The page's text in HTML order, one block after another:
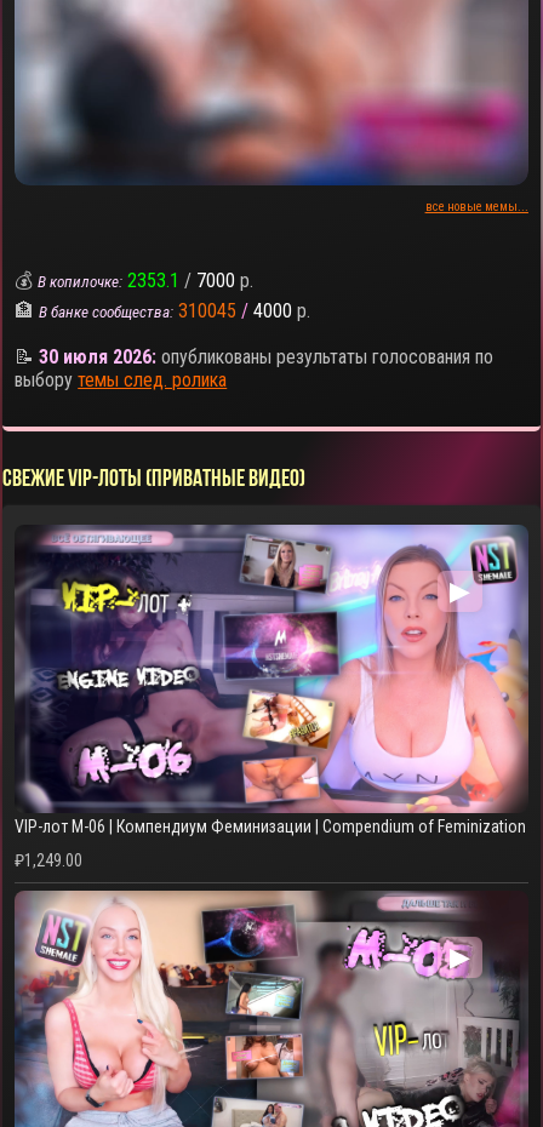
все новые мемы...
💰В копилочке: 2353.1 / 7000 р.
🏦В банке сообщества: 310045 / 4000 р.
📝30 июля 2026: опубликованы результаты голосования по
выборутемы след. ролика
СВЕЖИЕ VIP-ЛОТЫ (ПРИВАТНЫЕ ВИДЕО)
▶
VIP-лот M-06 | Компендиум Феминизации | Compendium of Feminization
₽1,249.00
▶